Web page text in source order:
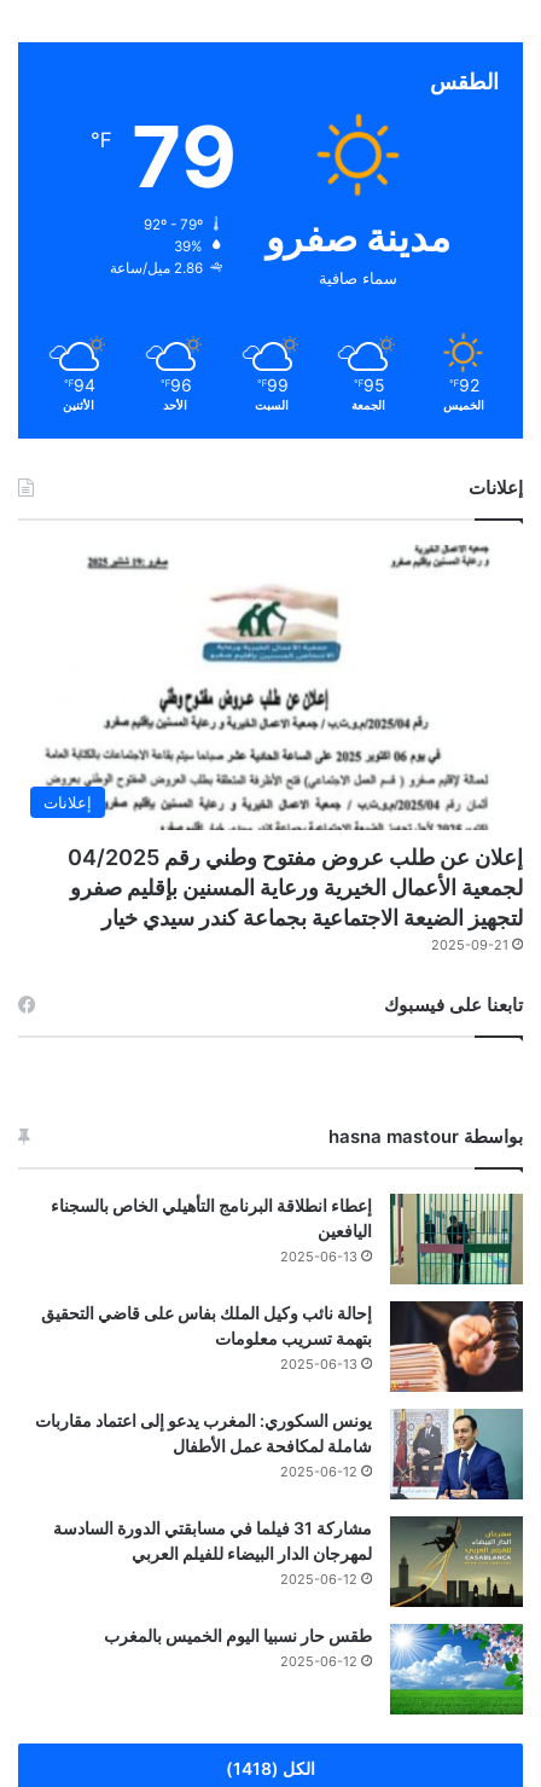
الطقس
مدينة صفرو
سماء صافية
79
℉
39%
2.86 ميل/ساعة
92
℉
الخميس
95
℉
الجمعة
99
℉
السبت
96
℉
الأحد
94
℉
الأثنين
إعلانات
إعلانات
إعلان عن طلب عروض مفتوح وطني رقم 04/2025
لجمعية الأعمال الخيرية ورعاية المسنين بإقليم صفرو
لتجهيز الضيعة الاجتماعية بجماعة كندر سيدي خيار
2025-09-21
تابعنا على فيسبوك
بواسطة hasna mastour
إعطاء انطلاقة البرنامج التأهيلي الخاص بالسجناء
اليافعين
2025-06-13
إحالة نائب وكيل الملك بفاس على قاضي التحقيق
بتهمة تسريب معلومات
2025-06-13
يونس السكوري: المغرب يدعو إلى اعتماد مقاربات
شاملة لمكافحة عمل الأطفال
2025-06-12
مشاركة 31 فيلما في مسابقتي الدورة السادسة
لمهرجان الدار البيضاء للفيلم العربي
2025-06-12
طقس حار نسبيا اليوم الخميس بالمغرب
2025-06-12
الكل (1418)